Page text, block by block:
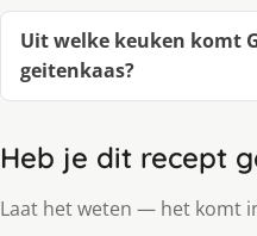
Uit welke keuken komt
geitenkaas?
Heb je dit recept
Laat het weten — het komt